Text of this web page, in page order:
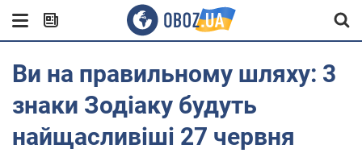
Ви на правильному шляху: 3
знаки Зодіаку будуть
найщасливіші 27 червня